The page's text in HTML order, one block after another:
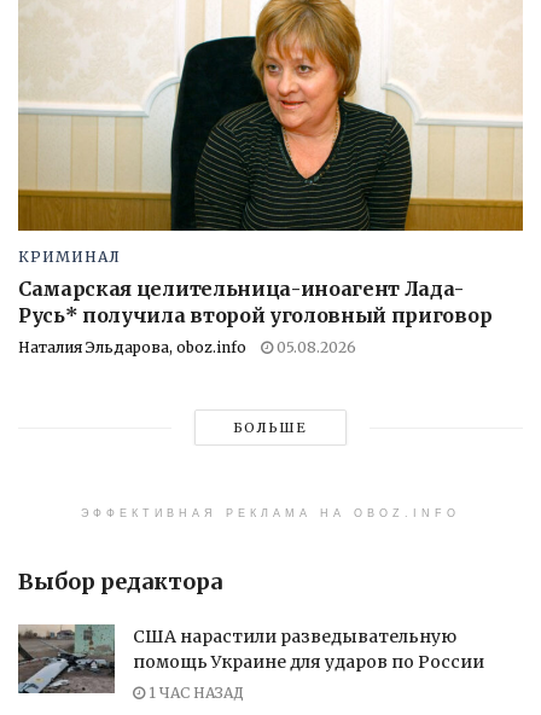
КРИМИНАЛ
Самарская целительница-иноагент Лада-
Русь* получила второй уголовный приговор
Наталия Эльдарова, oboz.info 05.08.2026
БОЛЬШЕ
ЭФФЕКТИВНАЯ РЕКЛАМА НА OBOZ.INFO
Выбор редактора
США нарастили разведывательную
помощь Украине для ударов по России
1 ЧАС НАЗАД